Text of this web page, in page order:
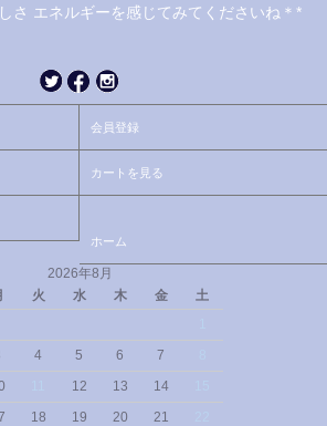
さ エネルギーを感じてみてくださいね＊*
会員登録
カートを見る
ホーム
2026年8月
火 水 木 金
土
4 5 6 7
12 13 14
18 19 20 21